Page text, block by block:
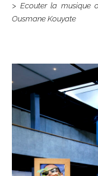
> Ecouter la musique
Ousmane Kouyate